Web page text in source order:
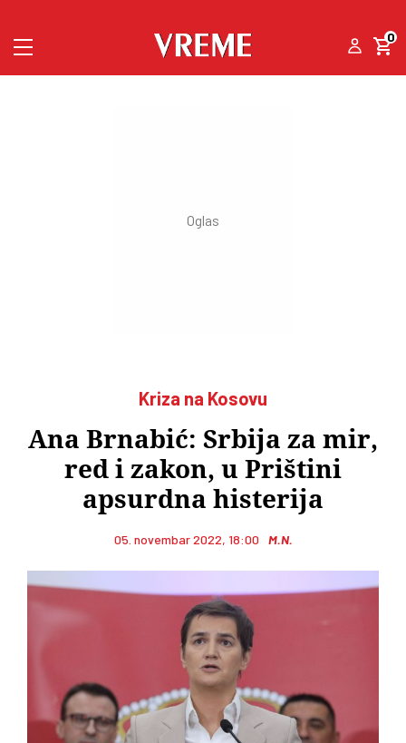
0
Kriza na Kosovu
Ana Brnabić: Srbija za mir,
red i zakon, u Prištini
apsurdna histerija
05. novembar 2022, 18:00 M.N.